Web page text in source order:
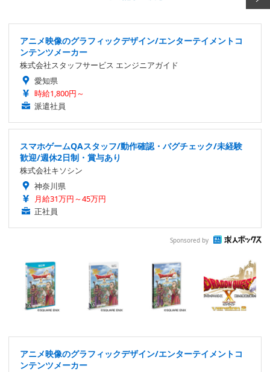
アニメ映像のグラフィックデザイン/エンターテイメントコ
ンテンツメーカー
株式会社スタッフサービス エンジニアガイド
愛知県
時給1,800円～
派遣社員
スマホゲームQAスタッフ/動作確認・バグチェック/未経験
歓迎/週休2日制・賞与あり
株式会社キソシン
神奈川県
月給31万円～45万円
正社員
Sponsored by
アニメ映像のグラフィックデザイン/エンターテイメントコ
ンテンツメーカー